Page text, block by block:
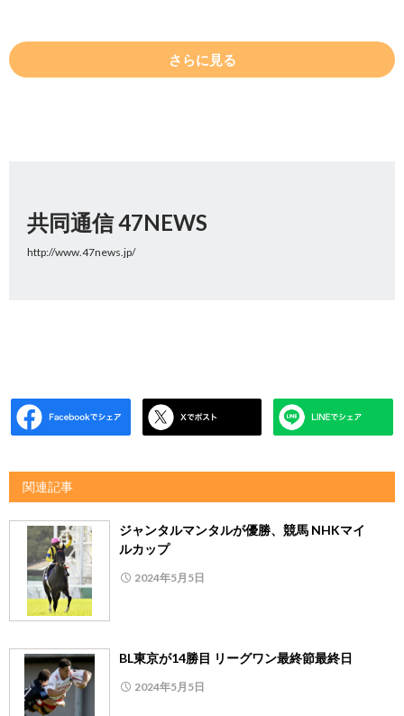
さらに見る
共同通信 47NEWS
http://www.47news.jp/
関連記事
ジャンタルマンタルが優勝、競馬 NHKマイ
ルカップ
2024年5月5日
BL東京が14勝目 リーグワン最終節最終日
2024年5月5日